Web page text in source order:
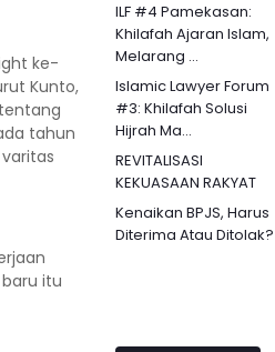
ke-
Kunto,
tahun
itu
ILF #4 Pamekasan:
Khilafah Ajaran Islam,
Melarang ...
Islamic Lawyer Forum
#3: Khilafah Solusi
Hijrah Ma...
REVITALISASI
KEKUASAAN RAKYAT
Kenaikan BPJS, Harus
Diterima Atau Ditolak?